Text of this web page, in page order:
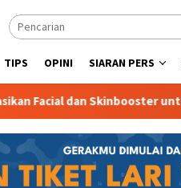
TIPS OPINI SIARAN PERS
untuk Hasil Maksimal